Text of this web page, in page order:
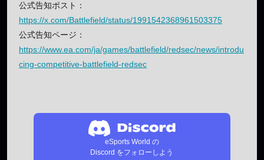
公式告知ポスト：
https://x.com/Battlefield/status/1991542368961503375
公式告知ページ：
https://www.ea.com/ja/games/battlefield/redsec/news/introdu
cing-competitive-battlefield-redsec
eSports World の
Discord をフォローしよう